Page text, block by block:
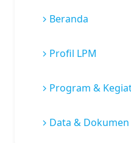
Beranda
Profil LPM
Program &
Data & Dokumen